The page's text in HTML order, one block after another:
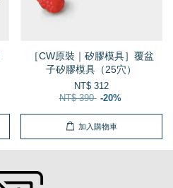
［CW原裝｜矽膠模具］覆盆
子矽膠模具（25穴）
NT$ 312
NT$ 390 -20%
加入購物車